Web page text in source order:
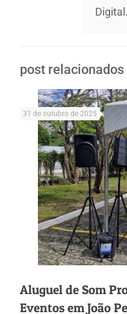
Digital.
post relacionados
31 de outubro de 2025
Aluguel de Som
Eventos em João